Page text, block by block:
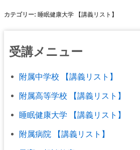
カテゴリー: 睡眠健康大学 【講義リスト】
受講メニュー
附属中学校 【講義リスト】
附属高等学校 【講義リスト】
睡眠健康大学 【講義リスト】
附属病院 【講義リスト】